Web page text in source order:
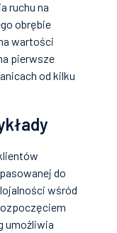
ruchu na
obrębie
wartości
pierwsze
od kilku
do
wśród
umożliwia